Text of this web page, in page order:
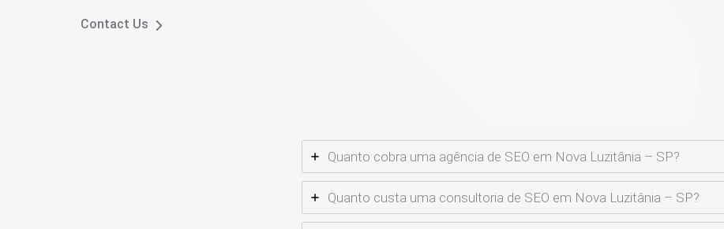
Contact Us
Quanto cobra uma agência de SEO em Nova Luzitânia – SP?
Quanto custa uma consultoria de SEO em Nova Luzitânia – SP?